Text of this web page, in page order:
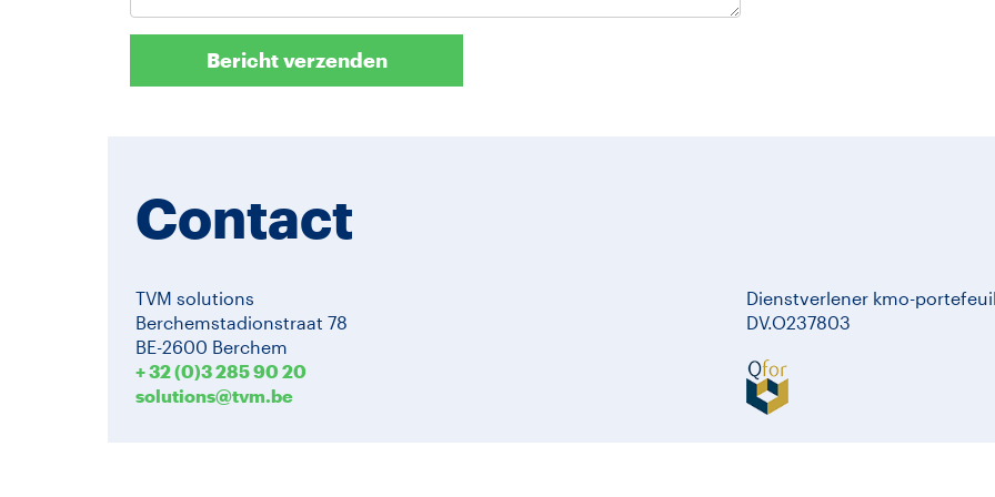
Bericht verzenden
Contact
TVM solutions
Berchemstadionstraat 78
BE-2600 Berchem
+ 32 (0)3 285 90 20
solutions@tvm.be
Dienstverlener kmo-
DV.O237803